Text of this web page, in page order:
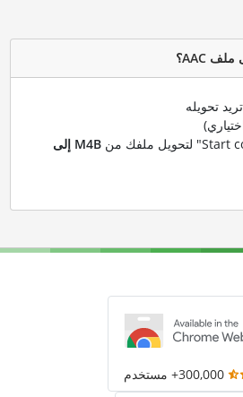
تحويله
M4B إلى
300,000+ مستخدم